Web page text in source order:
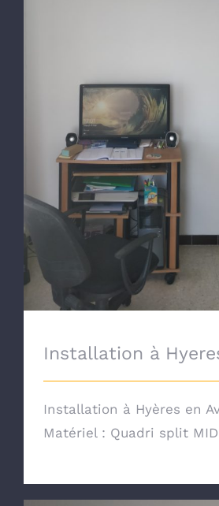
Installation à
Installation à Hyères en
Matériel : Quadri split